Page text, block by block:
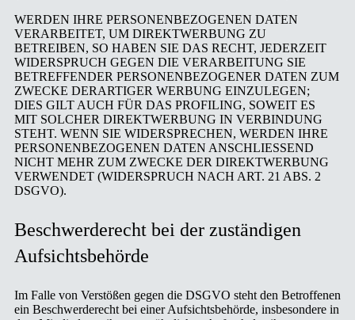
WERDEN IHRE PERSONENBEZOGENEN DATEN
VERARBEITET, UM DIREKTWERBUNG ZU
BETREIBEN, SO HABEN SIE DAS RECHT, JEDERZEIT
WIDERSPRUCH GEGEN DIE VERARBEITUNG SIE
BETREFFENDER PERSONENBEZOGENER DATEN ZUM
ZWECKE DERARTIGER WERBUNG EINZULEGEN;
DIES GILT AUCH FÜR DAS PROFILING, SOWEIT ES
MIT SOLCHER DIREKTWERBUNG IN VERBINDUNG
STEHT. WENN SIE WIDERSPRECHEN, WERDEN IHRE
PERSONENBEZOGENEN DATEN ANSCHLIESSEND
NICHT MEHR ZUM ZWECKE DER DIREKTWERBUNG
VERWENDET (WIDERSPRUCH NACH ART. 21 ABS. 2
DSGVO).
Beschwerde­recht bei der zuständigen
Aufsichts­behörde
Im Falle von Verstößen gegen die DSGVO steht den Betroffenen
ein Beschwerderecht bei einer Aufsichtsbehörde, insbesondere in